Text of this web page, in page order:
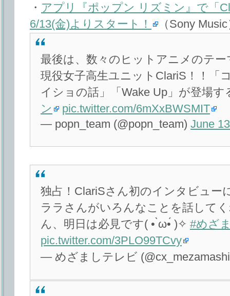
・ アプリ『ポップン リズミン』で「
6/13(金)よりスタート！
（Sony
最後は、数々のヒットアニメのテ
現役女子高生ユニットClariS！！「
イショの話」「Wake Up」が登場
ン
pic.twitter.com/6mXxBWSMIT
— popn_team (@popn_team) June
独占！ClariSさん初のインタビュー
ララさんがいろんなことを話して
ん、明日は必見です( • ̀ω•́ )✧ #めざ
pic.twitter.com/3PLO99TCvy
— めざましテレビ